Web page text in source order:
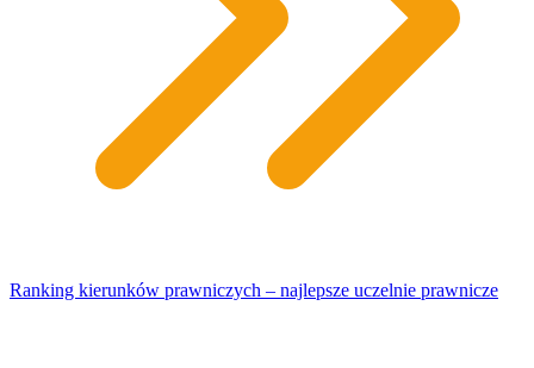
Ranking kierunków prawniczych – najlepsze uczelnie prawnicze